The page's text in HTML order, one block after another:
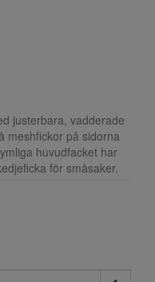
justerbara, vadderade
meshfickor på sidorna
huvudfacket har
för småsaker.